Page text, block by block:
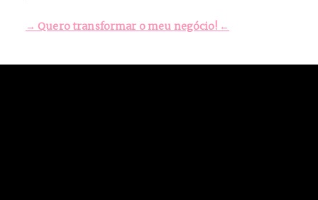
→ Quero transformar o meu negócio! ←